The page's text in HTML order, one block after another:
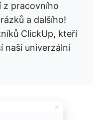
z pracovního
a dalšího!
ClickUp, kteří
naší univerzální